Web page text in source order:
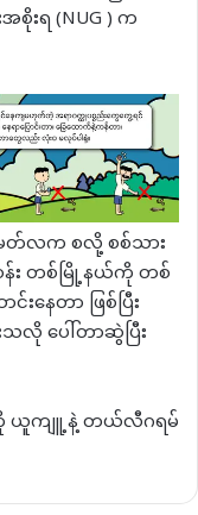
းရ (NUG ) က
မတ်လက စလို့ စစ်သား
န်း တစ်မြို့နယ်ကို တစ်
နေတာ ဖြစ်ပြီး
လို ပေါ်တာဆွဲပြီး
ကို ယူကျူ့နဲ့ တယ်လီဂရမ်